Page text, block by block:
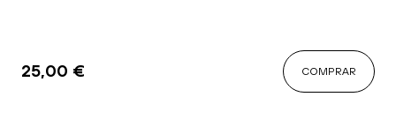
25,00 € COMPRAR